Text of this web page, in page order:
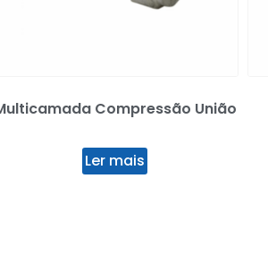
Compressão União
Ler mais